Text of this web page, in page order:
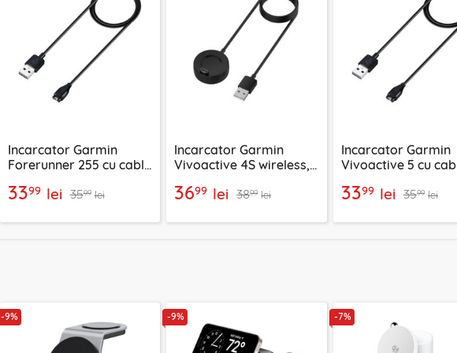
Incarcator Garmin
Forerunner 255 cu cablu
TGC1
3399 lei 3599 lei
Incarcator Garmin
Vivoactive 4S wireless,
Techsuit TGC4
3699 lei 3899 lei
Incarcator Garmin
Vivoactive 5 cu
TGC1
3399 lei 3599 lei
-9% -9% -7%